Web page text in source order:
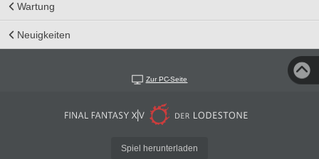
Wartung
Neuigkeiten
Zur PC-Seite
Spiel herunterladen